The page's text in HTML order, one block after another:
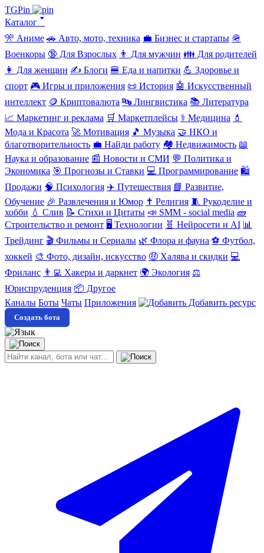
TGPin
Каталог 🢓
🎌 Аниме 🚗 Авто, мото, техника 💼 Бизнес и стартапы 🪖
Военкоры 🔞 Для Взрослых 👨 Для мужчин 👪 Для родителей
👩 Для женщин ✍️ Блоги 🍔 Еда и напитки 💪 Здоровье и
спорт 🎮 Игры и приложения 📜 История 🤖 Искусственный
интеллект 🪙 Криптовалюта 🔤 Лингвистика 📚 Литература
📈 Маркетинг и реклама 🛒 Маркетплейсы ⚕️ Медицина 💄
Мода и Красота 🚀 Мотивация 🎵 Музыка 🤝 НКО и
благотворительность 💼 Найди работу 🏘️ Недвижимость 📖
Наука и образование 📰 Новости и СМИ 💬 Политика и
Экономика 🎯 Прогнозы и Ставки 💻 Программирование 🛍️
Продажи 🧠 Психология ✈️ Путешествия 📘 Развитие,
Обучение 🎉 Развлечения и Юмор ✝️ Религия 🧵 Рукоделие и
хобби 💧 Слив 📝 Стихи и Цитаты 📣 SMM - social media 🧱
Строительство и ремонт 🖥️ Технологии 🧬 Нейросети и AI 📊
Трейдинг 🎬 Фильмы и Сериалы 🌿 Флора и фауна ⚽ Футбол,
хоккей 🎨 Фото, дизайн, искусство 🤑 Халява и скидки 💻
Фриланс 👨‍💻 Хакеры и даркнет 🌍 Экология ⚖️
Юриспруденция 📦 Другое
Каналы Боты Чаты Приложения Добавить ресурс
Создать бота